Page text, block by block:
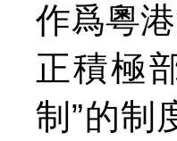
作爲粵
正積極
制”的制